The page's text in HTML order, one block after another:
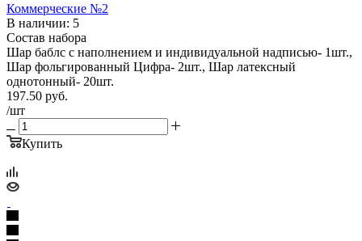
Коммерческие №2
В наличии: 5
Состав набора
Шар баблс с наполнением и индивидуальной надписью- 1шт.,
Шар фольгированный Цифра- 2шт., Шар латексный
однотонный- 20шт.
197.50 руб.
/шт
Купить